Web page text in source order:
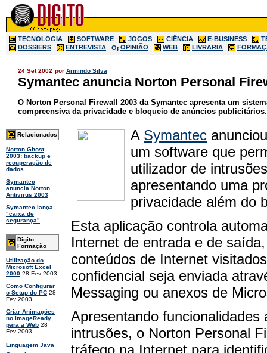
TECNOLOGIA SOFTWARE JOGOS CIÊNCIA E-BUSINESS
DOSSIERS
ENTREVISTA OPINIÃO WEB LIVRARIA
24 Set 2002 por Armindo Silva
Symantec anuncia Norton Personal
O Norton Personal Firewall 2003 da Symantec apresenta um
compreensiva da privacidade e bloqueio de anúncios publicitários.
Relacionados
Norton Ghost
2003: backup e
recuperação de
dados
Symantec
anuncia Norton
Antivirus 2003
Symantec lança
"caixa de
segurança"
Digito
Formação
Utilização do
Microsoft Excel
2000 28 Fev 2003
Como Configurar
o Setup do PC 28
Fev 2003
Criar Animações
no ImageReady
para a Web 28
Fev 2003
Linguagem Java 
A Symantec
um software que
utilizador de
apresentando uma
privacidade além do
Esta aplicação controla
Internet de entrada e de
conteúdos de Internet
confidencial seja enviada
Messaging ou anexos de
Apresentando
intrusões, o Norton Personal
tráfego na Internet para